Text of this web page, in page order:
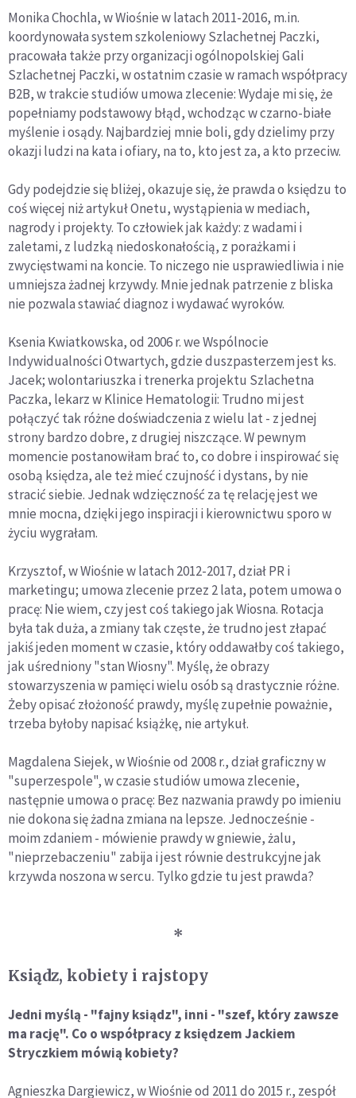
Monika Chochla, w Wiośnie w latach 2011-2016, m.in.
koordynowała system szkoleniowy Szlachetnej Paczki,
pracowała także przy organizacji ogólnopolskiej Gali
Szlachetnej Paczki, w ostatnim czasie w ramach współpracy
B2B, w trakcie studiów umowa zlecenie: Wydaje mi się, że
popełniamy podstawowy błąd, wchodząc w czarno-białe
myślenie i osądy. Najbardziej mnie boli, gdy dzielimy przy
okazji ludzi na kata i ofiary, na to, kto jest za, a kto przeciw.
Gdy podejdzie się bliżej, okazuje się, że prawda o księdzu to
coś więcej niż artykuł Onetu, wystąpienia w mediach,
nagrody i projekty. To człowiek jak każdy: z wadami i
zaletami, z ludzką niedoskonałością, z porażkami i
zwycięstwami na koncie. To niczego nie usprawiedliwia i nie
umniejsza żadnej krzywdy. Mnie jednak patrzenie z bliska
nie pozwala stawiać diagnoz i wydawać wyroków.
Ksenia Kwiatkowska, od 2006 r. we Wspólnocie
Indywidualności Otwartych, gdzie duszpasterzem jest ks.
Jacek; wolontariuszka i trenerka projektu Szlachetna
Paczka, lekarz w Klinice Hematologii: Trudno mi jest
połączyć tak różne doświadczenia z wielu lat - z jednej
strony bardzo dobre, z drugiej niszczące. W pewnym
momencie postanowiłam brać to, co dobre i inspirować się
osobą księdza, ale też mieć czujność i dystans, by nie
stracić siebie. Jednak wdzięczność za tę relację jest we
mnie mocna, dzięki jego inspiracji i kierownictwu sporo w
życiu wygrałam.
Krzysztof, w Wiośnie w latach 2012-2017, dział PR i
marketingu; umowa zlecenie przez 2 lata, potem umowa o
pracę: Nie wiem, czy jest coś takiego jak Wiosna. Rotacja
była tak duża, a zmiany tak częste, że trudno jest złapać
jakiś jeden moment w czasie, który oddawałby coś takiego,
jak uśredniony "stan Wiosny". Myślę, że obrazy
stowarzyszenia w pamięci wielu osób są drastycznie różne.
Żeby opisać złożoność prawdy, myślę zupełnie poważnie,
trzeba byłoby napisać książkę, nie artykuł.
Magdalena Siejek, w Wiośnie od 2008 r., dział graficzny w
"superzespole", w czasie studiów umowa zlecenie,
następnie umowa o pracę: Bez nazwania prawdy po imieniu
nie dokona się żadna zmiana na lepsze. Jednocześnie -
moim zdaniem - mówienie prawdy w gniewie, żalu,
"nieprzebaczeniu" zabija i jest równie destrukcyjne jak
krzywda noszona w sercu. Tylko gdzie tu jest prawda?
*
Ksiądz, kobiety i rajstopy
Jedni myślą - "fajny ksiądz", inni - "szef, który zawsze
ma rację". Co o współpracy z księdzem Jackiem
Stryczkiem mówią kobiety?
Agnieszka Dargiewicz, w Wiośnie od 2011 do 2015 r., zespół